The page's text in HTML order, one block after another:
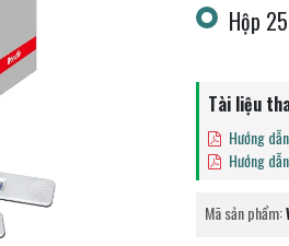
Hộp 25
Tài liệu
Hướng
Hướng
Mã sản phẩm: